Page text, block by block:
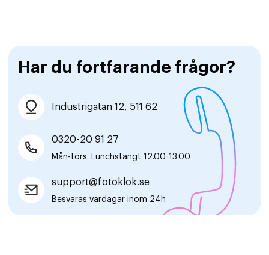
Har du fortfarande frågor?
Industrigatan 12, 511 62
0320-20 91 27
Mån-tors. Lunchstängt 12.00-13.00
support@fotoklok.se
Besvaras vardagar inom 24h